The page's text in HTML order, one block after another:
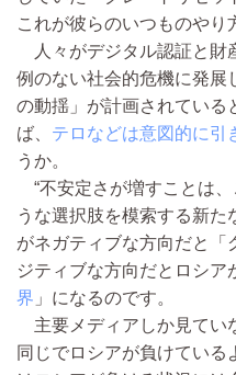
これが彼らのいつものやり
人々がデジタル認証と財
例のない社会的危機に発展
の動揺」が計画されている
ば、 テロなどは意図的に引
うか。
“不安定さが増すことは
うな選択肢を模索する新た
がネガティブな方向だと「
ジティブな方向だとロシア
界 」になるのです。
主要メディアしか見てい
同じでロシアが負けている